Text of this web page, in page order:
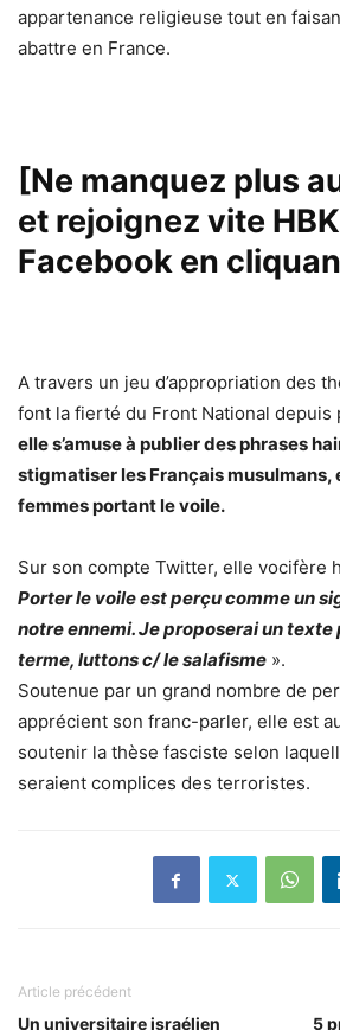
appartenance religieuse tout en
abattre en France.
[Ne manquez plus
et rejoignez vite
Facebook en
A travers un jeu d’appropriation des
font la fierté du Front National depuis
elle s’amuse à publier des phrases
stigmatiser les Français musulmans,
femmes portant le voile.
Sur son compte Twitter, elle vocifère
Porter le voile est perçu comme un
notre ennemi. Je proposerai un texte
terme, luttons c/ le salafisme ».
Soutenue par un grand nombre de
apprécient son franc-parler, elle est
soutenir la thèse fasciste selon
seraient complices des terroristes.
Article précédent
Un universitaire israélien 5